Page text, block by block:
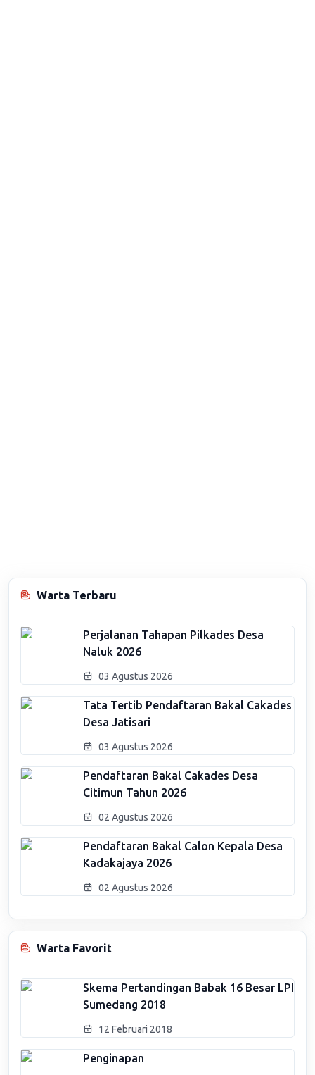
Warta Terbaru
Perjalanan Tahapan Pilkades Desa
Naluk 2026
03 Agustus 2026
Tata Tertib Pendaftaran Bakal Cakades
Desa Jatisari
03 Agustus 2026
Pendaftaran Bakal Cakades Desa
Citimun Tahun 2026
02 Agustus 2026
Pendaftaran Bakal Calon Kepala Desa
Kadakajaya 2026
02 Agustus 2026
Warta Favorit
Skema Pertandingan Babak 16 Besar LPI
Sumedang 2018
12 Februari 2018
Penginapan